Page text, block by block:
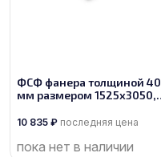
ФСФ фанера толщиной 40
мм размером 1525х3050,
10 835 ₽ последняя цена
пока нет в наличии